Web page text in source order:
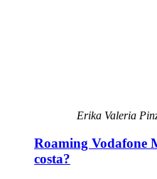
Erika Valeria
Roaming Vodafone
costa?